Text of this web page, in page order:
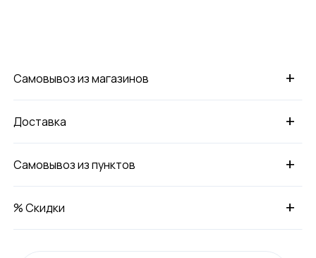
+
Самовывоз из магазинов
+
Доставка
+
Самовывоз из пунктов
+
% Скидки